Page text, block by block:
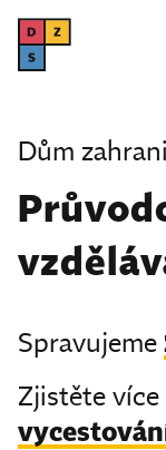
Dům
Spravujeme
Zjistěte více